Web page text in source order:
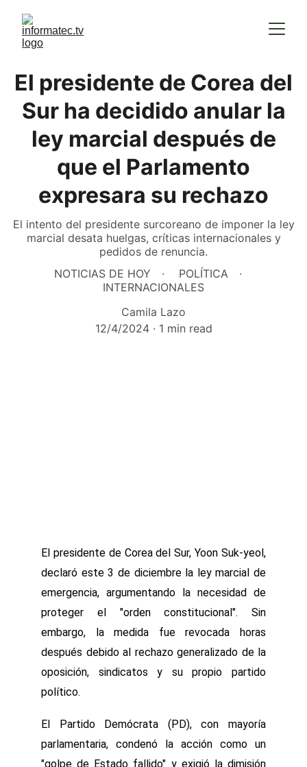
El presidente de Corea del
Sur ha decidido anular la
ley marcial después de
que el Parlamento
expresara su rechazo
El intento del presidente surcoreano de imponer la ley
marcial desata huelgas, críticas internacionales y
pedidos de renuncia.
NOTICIAS DE HOY
POLÍTICA
INTERNACIONALES
Camila Lazo
12/4/2024
1 min read
El presidente de Corea del Sur, Yoon Suk-yeol,
declaró este 3 de diciembre la ley marcial de
emergencia, argumentando la necesidad de
proteger el "orden constitucional". Sin
embargo, la medida fue revocada horas
después debido al rechazo generalizado de la
oposición, sindicatos y su propio partido
político.
El Partido Demócrata (PD), con mayoría
parlamentaria, condenó la acción como un
"golpe de Estado fallido" y exigió la dimisión